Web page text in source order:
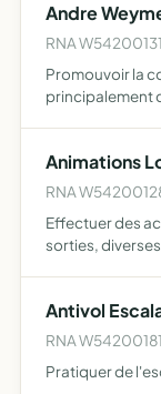
Andre
RNA
Promouvoir la
principalement
Animations
RNA
Effectuer des
sorties,
Antivol
RNA
Pratiquer de